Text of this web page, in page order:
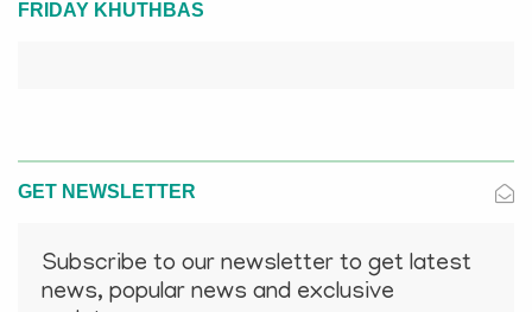
FRIDAY KHUTHBAS
GET NEWSLETTER
Subscribe to our newsletter to get latest
news, popular news and exclusive